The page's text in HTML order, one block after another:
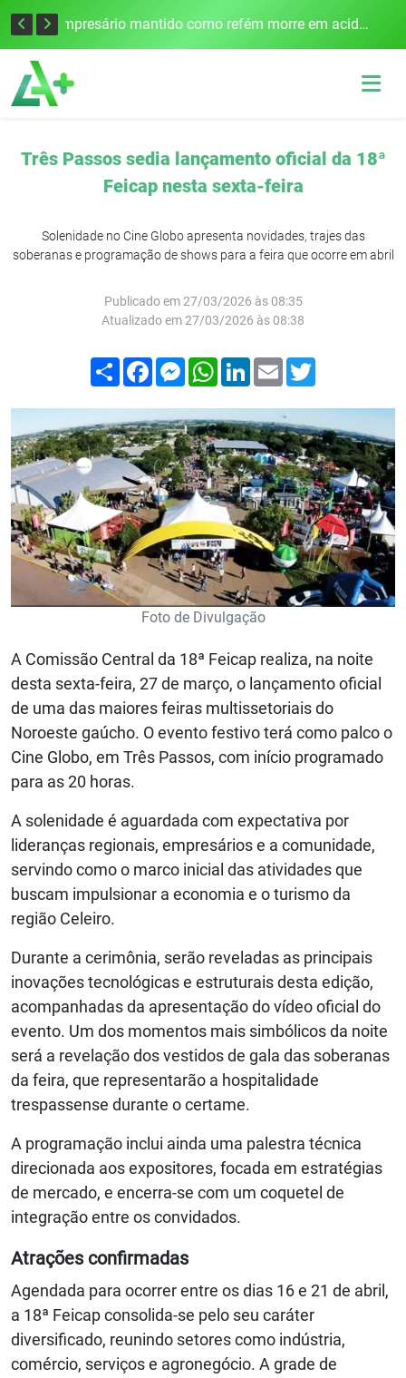
Edital para construção de ponte entre Itapiranga e Barra do Guarita deve ser lançado no segundo semestre Empresário mantido como refém morre em acidente após assalto em Cerro Largo
Três Passos sedia lançamento oficial da 18ª
Feicap nesta sexta-feira
Solenidade no Cine Globo apresenta novidades, trajes das
soberanas e programação de shows para a feira que ocorre em abril
Publicado em 27/03/2026 às 08:35
Atualizado em 27/03/2026 às 08:38
Compartilhar
FacebookMessenger
WhatsApp
LinkedIn
Email
Foto de Divulgação
A Comissão Central da 18ª Feicap realiza, na noite
desta sexta-feira, 27 de março, o lançamento oficial
de uma das maiores feiras multissetoriais do
Noroeste gaúcho. O evento festivo terá como palco o
Cine Globo, em Três Passos, com início programado
para as 20 horas.
A solenidade é aguardada com expectativa por
lideranças regionais, empresários e a comunidade,
servindo como o marco inicial das atividades que
buscam impulsionar a economia e o turismo da
região Celeiro.
Durante a cerimônia, serão reveladas as principais
inovações tecnológicas e estruturais desta edição,
acompanhadas da apresentação do vídeo oficial do
evento. Um dos momentos mais simbólicos da noite
será a revelação dos vestidos de gala das soberanas
da feira, que representarão a hospitalidade
trespassense durante o certame.
A programação inclui ainda uma palestra técnica
direcionada aos expositores, focada em estratégias
de mercado, e encerra-se com um coquetel de
integração entre os convidados.
Atrações confirmadas
Agendada para ocorrer entre os dias 16 e 21 de abril,
a 18ª Feicap consolida-se pelo seu caráter
diversificado, reunindo setores como indústria,
comércio, serviços e agronegócio. A grade de